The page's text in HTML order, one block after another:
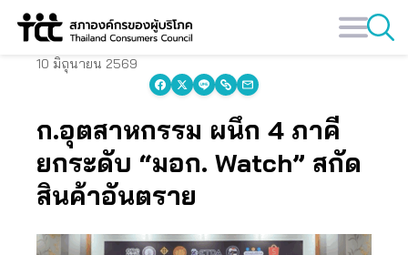
Skip
10 มิถุนายน 2569
ก.อุตสาหกรรม ผนึก 4 ภาคี
ยกระดับ “มอก. Watch” สกัด
สินค้าอันตราย